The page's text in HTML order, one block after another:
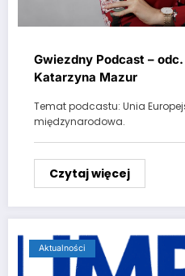
Gwiezdny Podcast –
Katarzyna Mazur
Temat podcastu: Unia
międzynarodowa.
Czytaj więcej
Aktualności